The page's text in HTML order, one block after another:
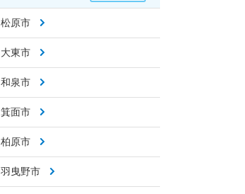
松原市
大東市
和泉市
箕面市
柏原市
羽曳野市